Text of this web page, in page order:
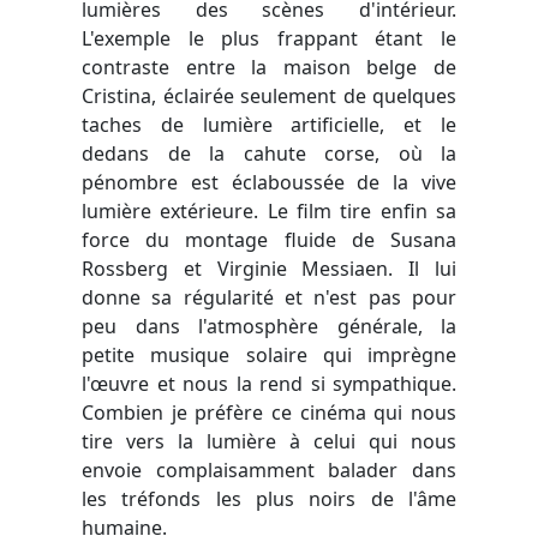
lumières des scènes d'intérieur.
L'exemple le plus frappant étant le
contraste entre la maison belge de
Cristina, éclairée seulement de quelques
taches de lumière artificielle, et le
dedans de la cahute corse, où la
pénombre est éclaboussée de la vive
lumière extérieure. Le film tire enfin sa
force du montage fluide de Susana
Rossberg et Virginie Messiaen. Il lui
donne sa régularité et n'est pas pour
peu dans l'atmosphère générale, la
petite musique solaire qui imprègne
l'œuvre et nous la rend si sympathique.
Combien je préfère ce cinéma qui nous
tire vers la lumière à celui qui nous
envoie complaisamment balader dans
les tréfonds les plus noirs de l'âme
humaine.